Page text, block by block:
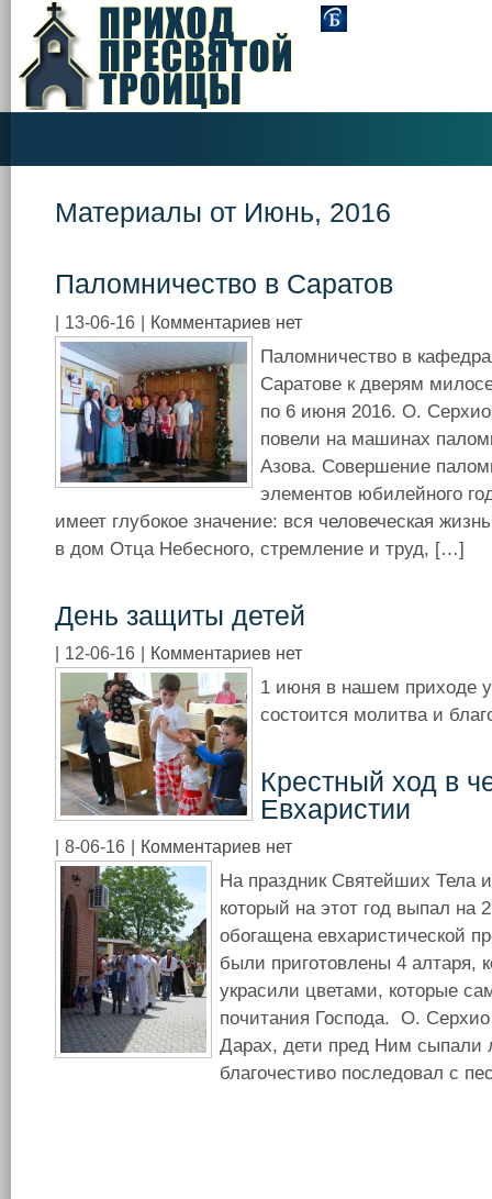
Материалы от Июнь, 2016
Паломничество в Саратов
13-06-16 Комментариев нет
Паломничество в
Саратове к дверям
по 6 июня 2016. О.
повели на машинах
Азова. Совершение
элементов юбилейного
имеет глубокое значение: вся человеческая
в дом Отца Небесного, стремление и труд, […]
День защиты детей
12-06-16 Комментариев нет
1 июня в нашем приходе
состоится молитва и
Крестный ход в
Евхаристии
8-06-16 Комментариев нет
На праздник Святейших Тела
который на этот год выпал на
обогащена евхаристической
были приготовлены 4 алтаря,
украсили цветами, которые
почитания Господа. О.
Дарах, дети пред Ним сыпали
благочестиво последовал с